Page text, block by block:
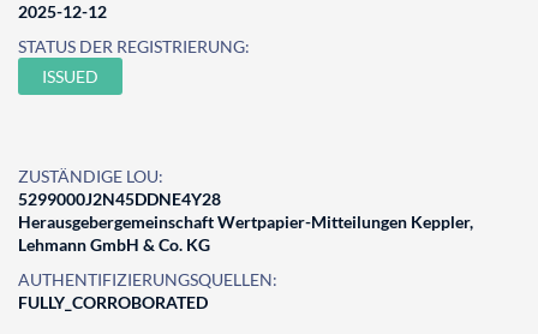
2025-12-12
STATUS DER REGISTRIERUNG:
ISSUED
ZUSTÄNDIGE LOU:
5299000J2N45DDNE4Y28
Herausgebergemeinschaft Wertpapier-Mitteilungen Keppler,
Lehmann GmbH & Co. KG
AUTHENTIFIZIERUNGSQUELLEN:
FULLY_CORROBORATED